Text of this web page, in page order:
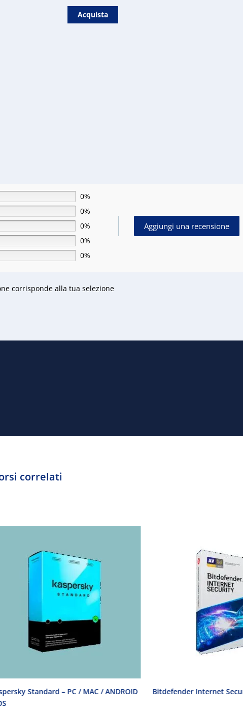
originale
era:
Acquista
0%
0%
0%
0%
0%
Aggiungi una recensione
corrisponde alla tua selezione
correlati
– PC / MAC / ANDROID
Bitdefender Internet Security – PC